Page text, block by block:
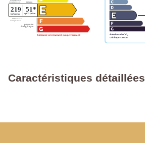
Caractéristiques détaillées